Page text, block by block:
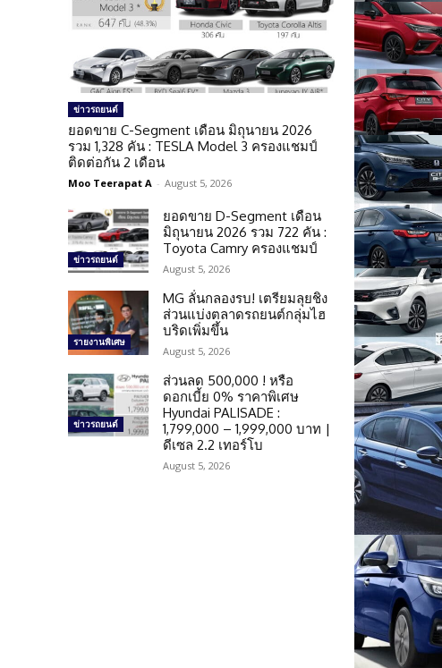
ข่าวรถยนต์
ยอดขาย C-Segment เดือน มิถุนายน 2026
รวม 1,328 คัน : TESLA Model 3 ครองแชมป์
ติดต่อกัน 2 เดือน
Moo Teerapat A - August 5, 2026
ข่าวรถยนต์
ยอดขาย D-Segment เดือน
มิถุนายน 2026 รวม 722 คัน :
Toyota Camry ครองแชมป์
August 5, 2026
รายงานพิเศษ
MG ลั่นกลองรบ! เตรียมลุยชิง
ส่วนแบ่งตลาดรถยนต์กลุ่มไฮ
บริดเพิ่มขึ้น
August 5, 2026
ข่าวรถยนต์
ส่วนลด 500,000 ! หรือ
ดอกเบี้ย 0% ราคาพิเศษ
Hyundai PALISADE :
1,799,000 – 1,999,000 บาท |
ดีเซล 2.2 เทอร์โบ
August 5, 2026